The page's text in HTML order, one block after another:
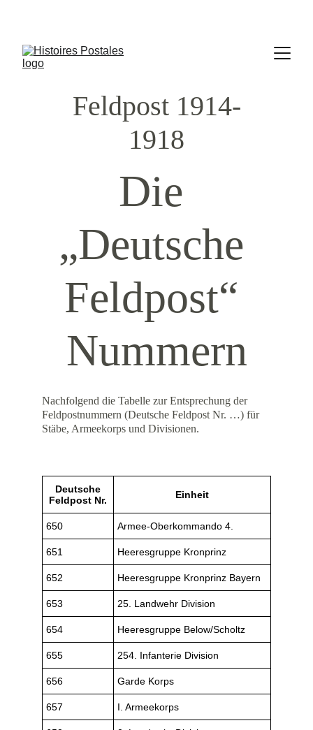
Feldpost 1914-
1918
Die
„Deutsche
Feldpost“
Nummern
Nachfolgend die Tabelle zur Entsprechung der
Feldpostnummern (Deutsche Feldpost Nr. …) für
Stäbe, Armeekorps und Divisionen.